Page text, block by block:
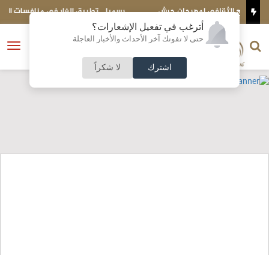
أترغب في تفعيل الإشعارات؟
حتى لا تفوتك آخر الأحداث والأخبار العاجلة
اشترك لا شكراً
رسميا .. تطبيق الفار في منافسات الكرة الأردنية
فتح
الناشر و رئيس التحرير
النسخة الكاملة